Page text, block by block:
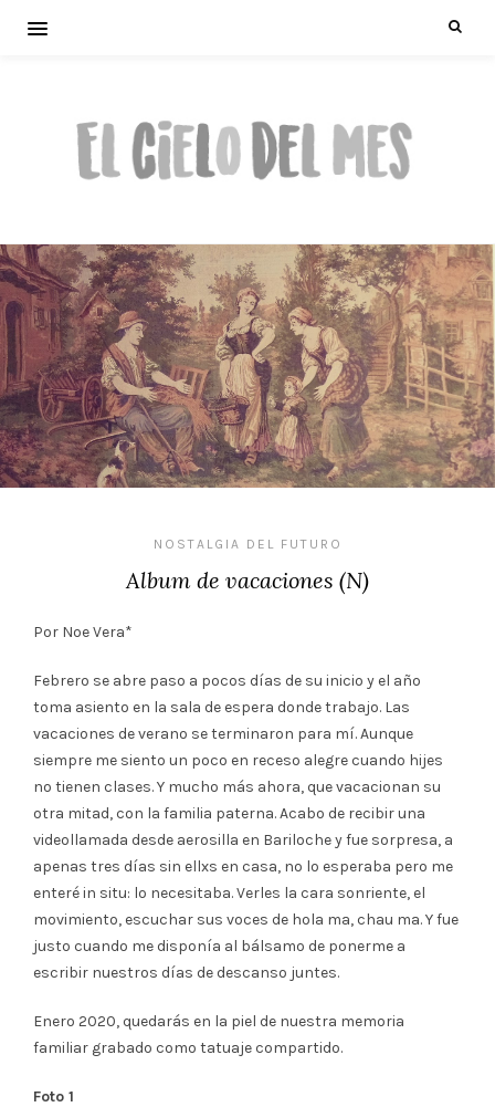
NOSTALGIA DEL FUTURO
Album de vacaciones (N)
Por Noe Vera*
Febrero se abre paso a pocos días de su inicio y el año
toma asiento en la sala de espera donde trabajo. Las
vacaciones de verano se terminaron para mí. Aunque
siempre me siento un poco en receso alegre cuando hijes
no tienen clases. Y mucho más ahora, que vacacionan su
otra mitad, con la familia paterna. Acabo de recibir una
videollamada desde aerosilla en Bariloche y fue sorpresa, a
apenas tres días sin ellxs en casa, no lo esperaba pero me
enteré in situ: lo necesitaba. Verles la cara sonriente, el
movimiento, escuchar sus voces de hola ma, chau ma. Y fue
justo cuando me disponía al bálsamo de ponerme a
escribir nuestros días de descanso juntes.
Enero 2020, quedarás en la piel de nuestra memoria
familiar grabado como tatuaje compartido.
Foto 1